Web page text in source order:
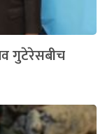
गुटेरेसबीच